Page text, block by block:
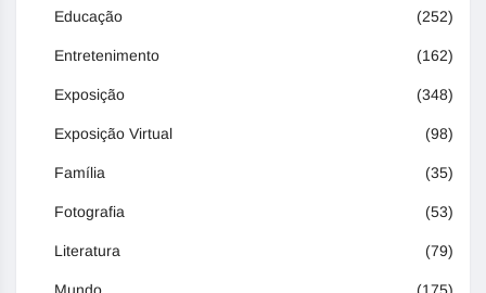
Educação (252)
Entretenimento (162)
Exposição (348)
Exposição Virtual (98)
Família (35)
Fotografia (53)
Literatura (79)